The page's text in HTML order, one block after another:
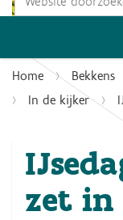
Home Bekkens
In de kijker
zet in